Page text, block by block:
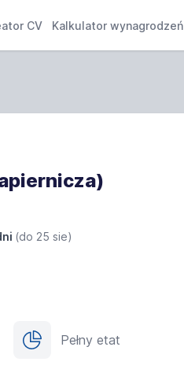
CV Kalkulator wynagrodzeń
(do 25 sie)
Pełny etat